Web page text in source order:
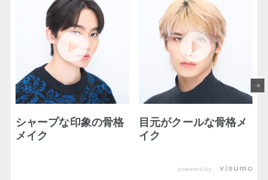
シャープな印象の骨格
メイク
目元がクールな骨格メ
イク
powered by